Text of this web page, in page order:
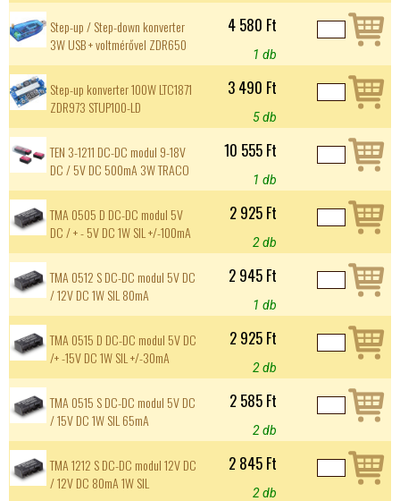
Step-up / Step-down konverter
3W USB + voltmérővel ZDR650
4 580 Ft
1 db
Step-up konverter 100W LTC1871
ZDR973 STUP100-LD
3 490 Ft
5 db
TEN 3-1211 DC-DC modul 9-18V
DC / 5V DC 500mA 3W TRACO
10 555 Ft
1 db
TMA 0505 D DC-DC modul 5V
DC / + - 5V DC 1W SIL +/-100mA
2 925 Ft
2 db
TMA 0512 S DC-DC modul 5V DC
/ 12V DC 1W SIL 80mA
2 945 Ft
1 db
TMA 0515 D DC-DC modul 5V DC
/+ -15V DC 1W SIL +/-30mA
2 925 Ft
2 db
TMA 0515 S DC-DC modul 5V DC
/ 15V DC 1W SIL 65mA
2 585 Ft
2 db
TMA 1212 S DC-DC modul 12V DC
/ 12V DC 80mA 1W SIL
2 845 Ft
2 db